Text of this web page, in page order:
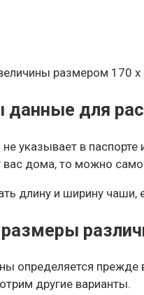
размером 170
для
не указывает в
вас дома, то можно
длину и ширину чаши,
определяется прежде
другие варианты.